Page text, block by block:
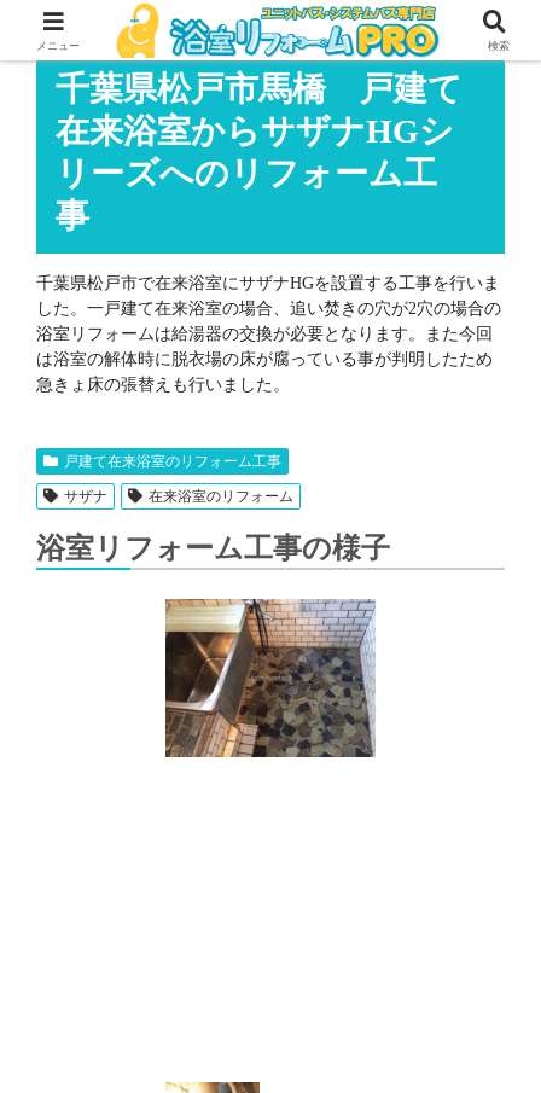
千葉県松戸市馬橋 戸建て
在来浴室からサザナHGシ
リーズへのリフォーム工
事
千葉県松戸市で在来浴室にサザナHGを設置する工事を行いま
した。一戸建て在来浴室の場合、追い焚きの穴が2穴の場合の
浴室リフォームは給湯器の交換が必要となります。また今回
は浴室の解体時に脱衣場の床が腐っている事が判明したため
急きょ床の張替えも行いました。
戸建て在来浴室のリフォーム工事
サザナ 在来浴室のリフォーム
浴室リフォーム工事の様子
メニュー 検索